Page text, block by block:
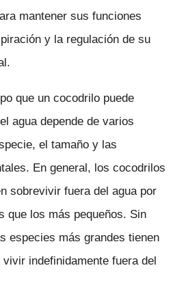
mantener sus funciones
y la regulación de su
que un cocodrilo puede
agua depende de varios
el tamaño y las
En general, los cocodrilos
sobrevivir fuera del agua por
que los más pequeños. Sin
especies más grandes tienen
indefinidamente fuera del